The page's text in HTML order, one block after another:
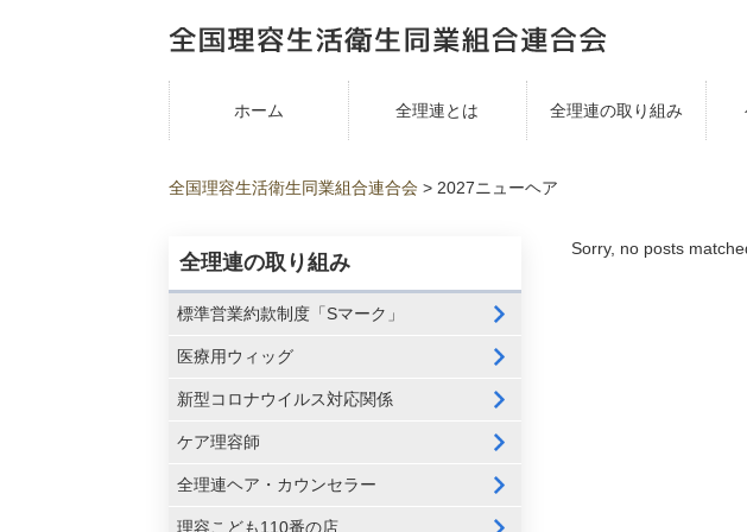
ホーム 全理連とは 全理連の取り組み
全国理容生活衛生同業組合連合会 > 2027ニューヘア
Sorry, no posts
全理連の取り組み
標準営業約款制度「Sマーク」
医療用ウィッグ
新型コロナウイルス対応関係
ケア理容師
全理連ヘア・カウンセラー
理容こども110番の店